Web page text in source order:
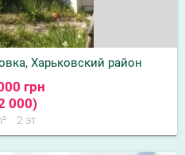
Харьковский район
грн
000)
2 эт